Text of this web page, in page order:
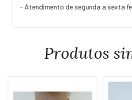
- Atendimento de segunda a sexta
Produtos